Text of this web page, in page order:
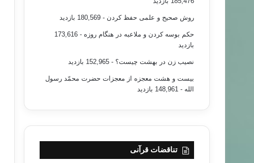
روش صحیح و علمی حفظ کردن - 180,569 بازدید
حکم بوسه کردن و ملاعبه در هنگام روزه
- 173,616
بازدید
نصیب زن در بهشت چیست؟ - 152,965 بازدید
بیست و هشت معجزه از معجزات حضرت محمّد رسول
الله - 148,961 بازدید
تناقضات قرآنی